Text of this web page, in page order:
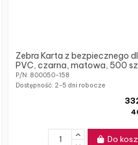
Zebra Karta z bezpiecznego
PVC, czarna, matowa, 500
P/N: 800050-158
Dostępność: 2-5 dni robocze
Do